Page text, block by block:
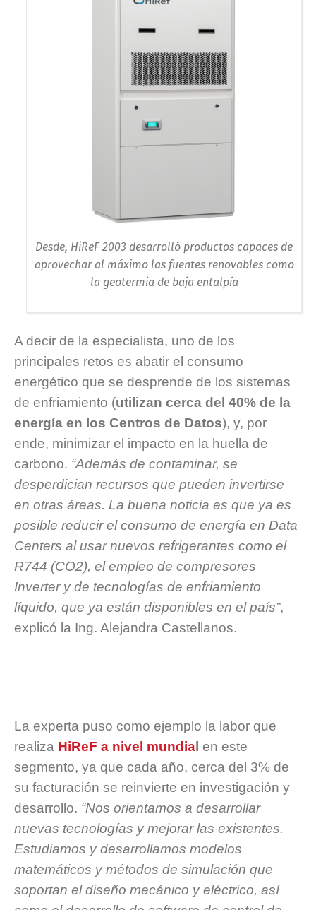
Desde, HiReF 2003 desarrolló productos capaces de
aprovechar al máximo las fuentes renovables como
la geotermia de baja entalpía
A decir de la especialista, uno de los
principales retos es abatir el consumo
energético que se desprende de los sistemas
de enfriamiento (utilizan cerca del 40% de la
energía en los Centros de Datos), y, por
ende, minimizar el impacto en la huella de
carbono. “Además de contaminar, se
desperdician recursos que pueden invertirse
en otras áreas. La buena noticia es que ya es
posible reducir el consumo de energía en Data
Centers al usar nuevos refrigerantes como el
R744 (CO2), el empleo de compresores
Inverter y de tecnologías de enfriamiento
líquido, que ya están disponibles en el país”,
explicó la Ing. Alejandra Castellanos.
La experta puso como ejemplo la labor que
realiza HiReF a nivel mundia en este
segmento, ya que cada año, cerca del 3% de
su facturación se reinvierte en investigación y
desarrollo. “Nos orientamos a desarrollar
nuevas tecnologías y mejorar las existentes.
Estudiamos y desarrollamos modelos
matemáticos y métodos de simulación que
soportan el diseño mecánico y eléctrico, así